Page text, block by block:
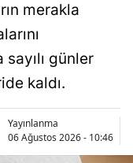
merakla
sayılı günler
kaldı.
Yayınlanma
06 Ağustos 2026 - 10:46